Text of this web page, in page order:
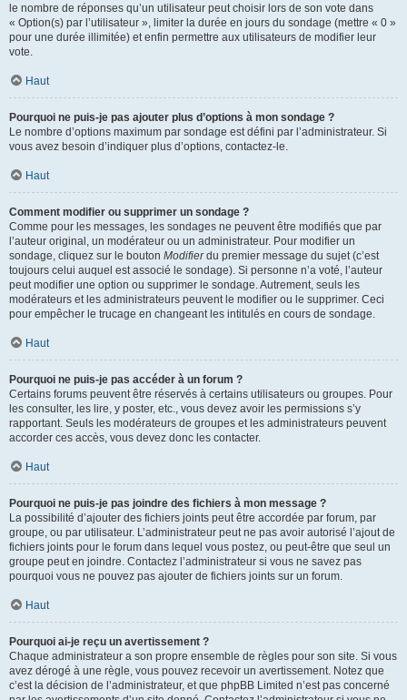
le nombre de réponses qu’un utilisateur peut choisir lors de son vote dans
« Option(s) par l’utilisateur », limiter la durée en jours du sondage (mettre « 0 »
pour une durée illimitée) et enfin permettre aux utilisateurs de modifier leur
vote.
Haut
Pourquoi ne puis-je pas ajouter plus d’options à mon sondage ?
Le nombre d’options maximum par sondage est défini par l’administrateur. Si
vous avez besoin d’indiquer plus d’options, contactez-le.
Haut
Comment modifier ou supprimer un sondage ?
Comme pour les messages, les sondages ne peuvent être modifiés que par
l’auteur original, un modérateur ou un administrateur. Pour modifier un
sondage, cliquez sur le bouton Modifierdu premier message du sujet (c’est
toujours celui auquel est associé le sondage). Si personne n’a voté, l’auteur
peut modifier une option ou supprimer le sondage. Autrement, seuls les
modérateurs et les administrateurs peuvent le modifier ou le supprimer. Ceci
pour empêcher le trucage en changeant les intitulés en cours de sondage.
Haut
Pourquoi ne puis-je pas accéder à un forum ?
Certains forums peuvent être réservés à certains utilisateurs ou groupes. Pour
les consulter, les lire, y poster, etc., vous devez avoir les permissions s’y
rapportant. Seuls les modérateurs de groupes et les administrateurs peuvent
accorder ces accès, vous devez donc les contacter.
Haut
Pourquoi ne puis-je pas joindre des fichiers à mon message ?
La possibilité d’ajouter des fichiers joints peut être accordée par forum, par
groupe, ou par utilisateur. L’administrateur peut ne pas avoir autorisé l’ajout de
fichiers joints pour le forum dans lequel vous postez, ou peut-être que seul un
groupe peut en joindre. Contactez l’administrateur si vous ne savez pas
pourquoi vous ne pouvez pas ajouter de fichiers joints sur un forum.
Haut
Pourquoi ai-je reçu un avertissement ?
Chaque administrateur a son propre ensemble de règles pour son site. Si vous
avez dérogé à une règle, vous pouvez recevoir un avertissement. Notez que
c’est la décision de l’administrateur, et que phpBB Limited n’est pas concerné